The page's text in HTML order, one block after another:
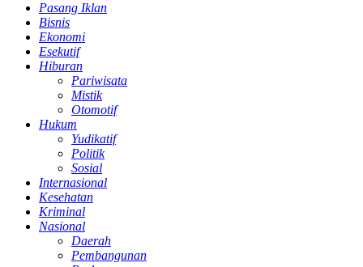
Pasang Iklan
Bisnis
Ekonomi
Esekutif
Hiburan
Pariwisata
Mistik
Otomotif
Hukum
Yudikatif
Politik
Sosial
Internasional
Kesehatan
Kriminal
Nasional
Daerah
Pembangunan